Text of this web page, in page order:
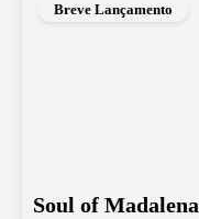
Breve Lançamento
Soul of Madalena